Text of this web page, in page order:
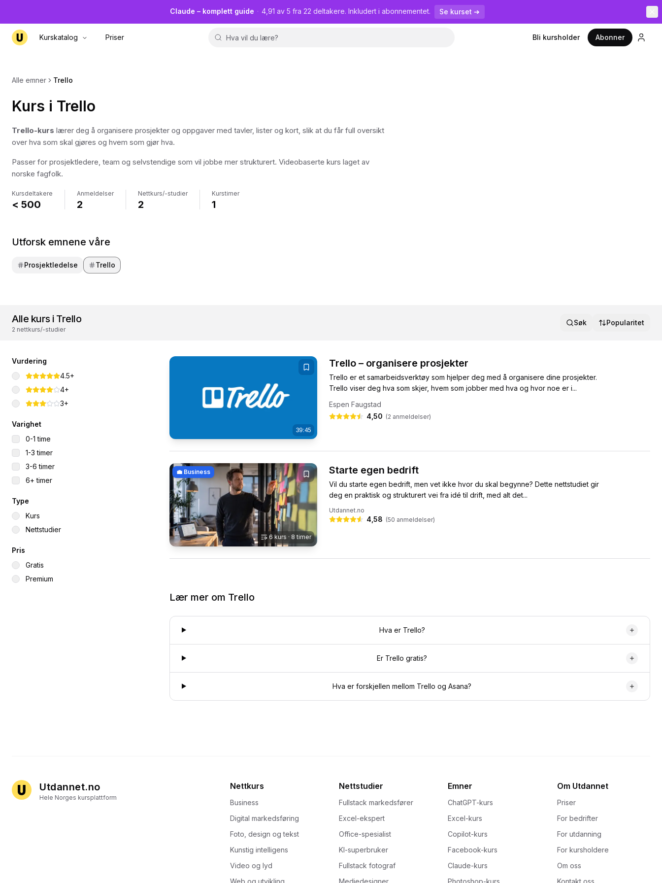
Claude – komplett guide · 4,91 av 5 fra 22 deltakere. Inkludert i abonnementet. Se kurset ➔
Kurskatalog Priser Bli kursholder Abonner
Alle emner Trello
Kurs i Trello
Trello-kurs lærer deg å organisere prosjekter og oppgaver med tavler, lister og kort, slik at du får full oversikt
over hva som skal gjøres og hvem som gjør hva.
Passer for prosjektledere, team og selvstendige som vil jobbe mer strukturert. Videobaserte kurs laget av
norske fagfolk.
Kursdeltakere
< 500
Anmeldelser
2
Nettkurs/-studier
2
Kurstimer
1
Utforsk emnene våre
Prosjektledelse Trello
Alle kurs i Trello
2 nettkurs/-studier
Søk Popularitet
Vurdering
4.5+
4+
3+
Varighet
0-1 time
1-3 timer
3-6 timer
6+ timer
Type
Kurs
Nettstudier
Pris
Gratis
Premium
39:45
Trello – organisere prosjekter
Trello er et samarbeidsverktøy som hjelper deg med å organisere dine prosjekter.
Trello viser deg hva som skjer, hvem som jobber med hva og hvor noe er i...
Espen Faugstad
4,50 (2 anmeldelser)
💼 Business
6 kurs · 8 timer
Starte egen bedrift
Vil du starte egen bedrift, men vet ikke hvor du skal begynne? Dette nettstudiet gir
deg en praktisk og strukturert vei fra idé til drift, med alt det...
Utdannet.no
4,58 (50 anmeldelser)
Lær mer om Trello
Hva er Trello?
Er Trello gratis?
Hva er forskjellen mellom Trello og Asana?
Utdannet.no
Hele Norges kursplattform
Nettkurs
Business
Digital markedsføring
Foto, design og tekst
Kunstig intelligens
Video og lyd
Web og utvikling
Nettstudier
Fullstack markedsfører
Excel-ekspert
Office-spesialist
KI-superbruker
Fullstack fotograf
Mediedesigner
Emner
ChatGPT-kurs
Excel-kurs
Copilot-kurs
Facebook-kurs
Claude-kurs
Photoshop-kurs
Om Utdannet
Priser
For bedrifter
For utdanning
For kursholdere
Om oss
Kontakt oss